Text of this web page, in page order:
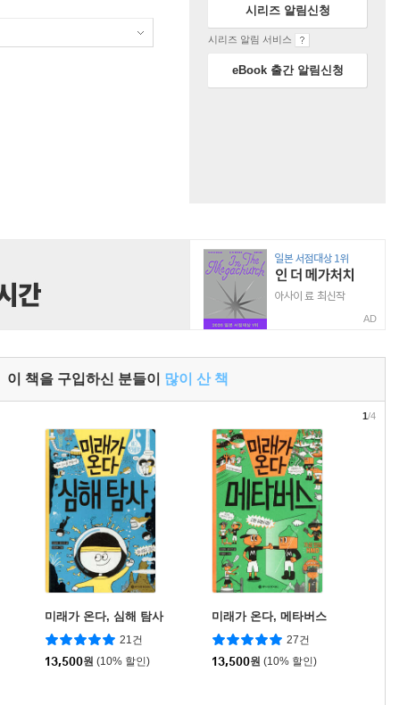
시리즈 알림신청
시리즈 알림 서비스
eBook 출간 알림신청
AD
이 책을 구입하신 분들이 많이 산 책
미래가 온다, 심해 탐사
21건
13,500원 (10% 할인)
미래가 온다, 메타버스
27건
13,500원 (10% 할인)
1/4